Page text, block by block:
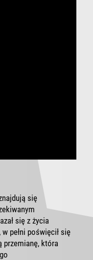
się
się z życia
pełni poświęcił się
przemianę, która